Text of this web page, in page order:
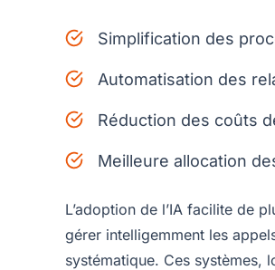
Simplification des
Automatisation des
Réduction des coûts
Meilleure allocation
L’adoption de l’IA facilite de
gérer intelligemment les
systématique. Ces systèmes,